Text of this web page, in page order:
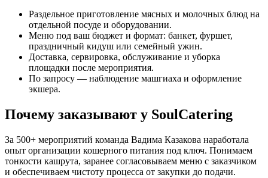
Раздельное приготовление мясных и молочных блюд на
отдельной посуде и оборудовании.
Меню под ваш бюджет и формат: банкет, фуршет,
праздничный кидуш или семейный ужин.
Доставка, сервировка, обслуживание и уборка
площадки после мероприятия.
По запросу — наблюдение машгиаха и оформление
экшера.
Почему заказывают у SoulCatering
За 500+ мероприятий команда Вадима Казакова наработала
опыт организации кошерного питания под ключ. Понимаем
тонкости кашрута, заранее согласовываем меню с заказчиком
и обеспечиваем чистоту процесса от закупки до подачи.